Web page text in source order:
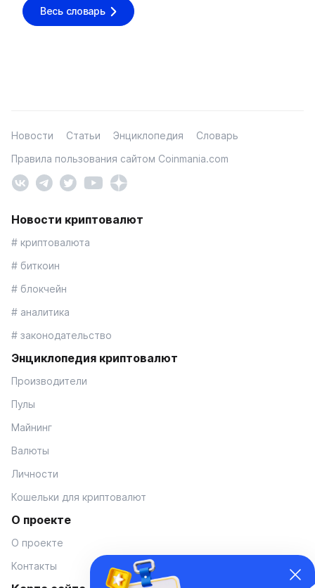
Весь словарь
Новости Статьи Энциклопедия
Словарь
Правила пользования сайтом Coinmania.com
Новости криптовалют
# криптовалюта
# биткоин
# блокчейн
# аналитика
# законодательство
Энциклопедия криптовалют
Производители
Пулы
Майнинг
Валюты
Личности
Кошельки для криптовалют
О проекте
О проекте
Контакты